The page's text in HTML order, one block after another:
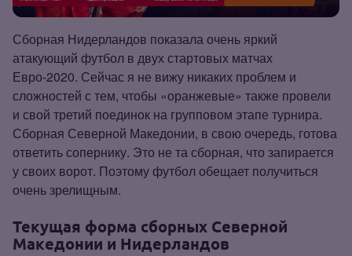
Сборная Нидерландов показала очень яркий
атакующий футбол в двух стартовых матчах
Евро‑2020. Сейчас я не вижу никаких проблем и
сложностей с тем, чтобы «оранжевые» также провели
и свой третий поединок на групповом этапе турнира.
Сборная Северной Македонии, в свою очередь, готова
ответить сопернику. Это не та сборная, что запирается
у своих ворот. Поэтому футбол обещает получиться
очень зрелищным.
Текущая форма сборных Северной
Македонии и Нидерландов